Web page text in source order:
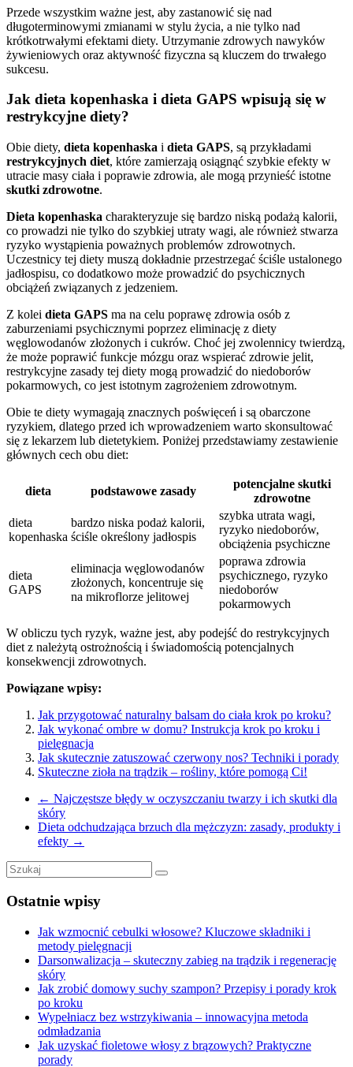
Przede wszystkim ważne jest, aby zastanowić się nad
długoterminowymi zmianami w stylu życia, a nie tylko nad
krótkotrwałymi efektami diety. Utrzymanie zdrowych nawyków
żywieniowych oraz aktywność fizyczna są kluczem do trwałego
sukcesu.
Jak dieta kopenhaska i dieta GAPS wpisują się w
restrykcyjne diety?
Obie diety, dieta kopenhaska i dieta GAPS, są przykładami
restrykcyjnych diet, które zamierzają osiągnąć szybkie efekty w
utracie masy ciała i poprawie zdrowia, ale mogą przynieść istotne
skutki zdrowotne.
Dieta kopenhaska charakteryzuje się bardzo niską podażą kalorii,
co prowadzi nie tylko do szybkiej utraty wagi, ale również stwarza
ryzyko wystąpienia poważnych problemów zdrowotnych.
Uczestnicy tej diety muszą dokładnie przestrzegać ściśle ustalonego
jadłospisu, co dodatkowo może prowadzić do psychicznych
obciążeń związanych z jedzeniem.
Z kolei dieta GAPS ma na celu poprawę zdrowia osób z
zaburzeniami psychicznymi poprzez eliminację z diety
węglowodanów złożonych i cukrów. Choć jej zwolennicy twierdzą,
że może poprawić funkcje mózgu oraz wspierać zdrowie jelit,
restrykcyjne zasady tej diety mogą prowadzić do niedoborów
pokarmowych, co jest istotnym zagrożeniem zdrowotnym.
Obie te diety wymagają znacznych poświęceń i są obarczone
ryzykiem, dlatego przed ich wprowadzeniem warto skonsultować
się z lekarzem lub dietetykiem. Poniżej przedstawiamy zestawienie
głównych cech obu diet:
dieta podstawowe zasady
potencjalne skutki
zdrowotne
dieta
kopenhaska
bardzo niska podaż kalorii,
ściśle określony jadłospis
szybka utrata wagi,
ryzyko niedoborów,
obciążenia psychiczne
dieta
GAPS
eliminacja węglowodanów
złożonych, koncentruje się
na mikroflorze jelitowej
poprawa zdrowia
psychicznego, ryzyko
niedoborów
pokarmowych
W obliczu tych ryzyk, ważne jest, aby podejść do restrykcyjnych
diet z należytą ostrożnością i świadomością potencjalnych
konsekwencji zdrowotnych.
Powiązane wpisy:
Jak przygotować naturalny balsam do ciała krok po kroku?
Jak wykonać ombre w domu? Instrukcja krok po kroku i
pielęgnacja
Jak skutecznie zatuszować czerwony nos? Techniki i porady
Skuteczne zioła na trądzik – rośliny, które pomogą Ci!
← Najczęstsze błędy w oczyszczaniu twarzy i ich skutki dla
skóry
Dieta odchudzająca brzuch dla mężczyzn: zasady, produkty i
efekty →
Ostatnie wpisy
Jak wzmocnić cebulki włosowe? Kluczowe składniki i
metody pielęgnacji
Darsonwalizacja – skuteczny zabieg na trądzik i regenerację
skóry
Jak zrobić domowy suchy szampon? Przepisy i porady krok
po kroku
Wypełniacz bez wstrzykiwania – innowacyjna metoda
odmładzania
Jak uzyskać fioletowe włosy z brązowych? Praktyczne
porady